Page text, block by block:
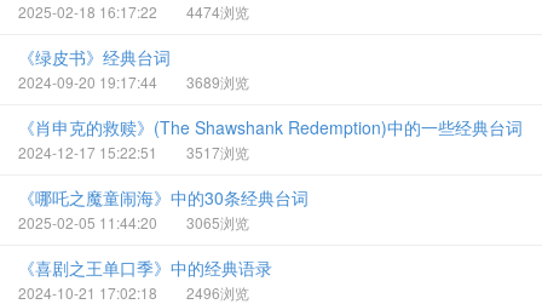
2025-02-18 16:17:22 4474浏览
《绿皮书》经典台词
2024-09-20 19:17:44 3689浏览
《肖申克的救赎》(The Shawshank Redemption)中的一些经典台词
2024-12-17 15:22:51 3517浏览
《哪吒之魔童闹海》中的30条经典台词
2025-02-05 11:44:20 3065浏览
《喜剧之王单口季》中的经典语录
2024-10-21 17:02:18 2496浏览